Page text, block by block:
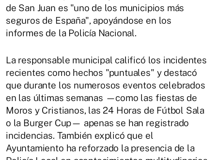
de San Juan es "uno de los municipios más
seguros de España", apoyándose en los
informes de la Policía Nacional.
La responsable municipal calificó los incidentes
recientes como hechos "puntuales" y destacó
que durante los numerosos eventos celebrados
en las últimas semanas —como las fiestas de
Moros y Cristianos, las 24 Horas de Fútbol Sala
o la Burger Cup— apenas se han registrado
incidencias. También explicó que el
Ayuntamiento ha reforzado la presencia de la